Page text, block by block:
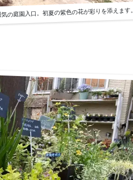
庭園入口。初夏の紫色の花が彩りを添えます。